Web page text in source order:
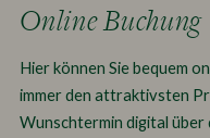
Online Buchung
Hier können Sie bequem
immer denattraktivsten
Wunschtermin digital